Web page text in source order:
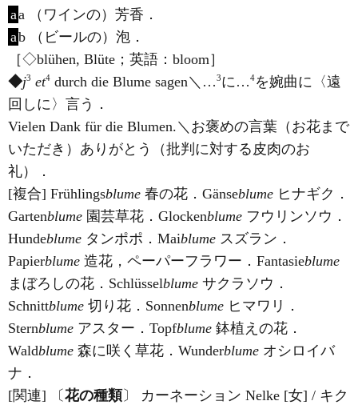
aa （ワインの）芳香．
ab （ビールの）泡．
［◇blühen, Blüte；英語：bloom］
◆j3 et4 durch die Blume sagen＼…3に…4を婉曲に〈遠
回しに〉言う．
Vielen Dank für die Blumen.＼お褒めの言葉（お花まで
いただき）ありがとう（批判に対する皮肉のお
礼）．
[複合] Frühlingsblume 春の花．Gänseblume ヒナギク．
Gartenblume 園芸草花．Glockenblume フウリンソウ．
Hundeblume タンポポ．Maiblume スズラン．
Papierblume 造花，ペーパーフラワー．Fantasieblume
まぼろしの花．Schlüsselblume サクラソウ．
Schnittblume 切り花．Sonnenblume ヒマワリ．
Sternblume アスター．Topfblume 鉢植えの花．
Waldblume 森に咲く草花．Wunderblume オシロイバ
ナ．
[関連] 〔 花の種類 〕 カーネーション Nelke [女] / キク